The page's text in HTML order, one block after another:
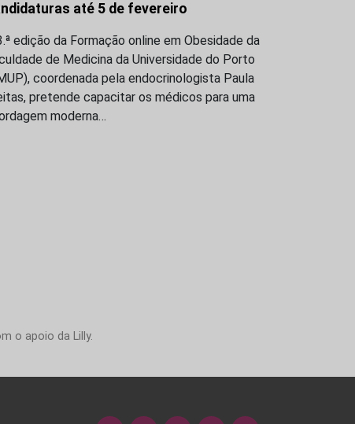
até 5 de fevereiro
edição da Formação online em Obesidade da
de Medicina da Universidade do Porto
coordenada pela endocrinologista Paula
pretende capacitar os médicos para uma
moderna…
o apoio da Lilly.